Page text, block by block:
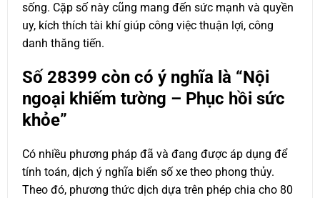
sống. Cặp số này cũng mang đến sức mạnh và quyền
uy, kích thích tài khí giúp công việc thuận lợi, công
danh thăng tiến.
Số 28399 còn có ý nghĩa là “Nội
ngoại khiếm tường – Phục hồi sức
khỏe”
Có nhiều phương pháp đã và đang được áp dụng để
tính toán, dịch ý nghĩa biển số xe theo phong thủy.
Theo đó, phương thức dịch dựa trên phép chia cho 80